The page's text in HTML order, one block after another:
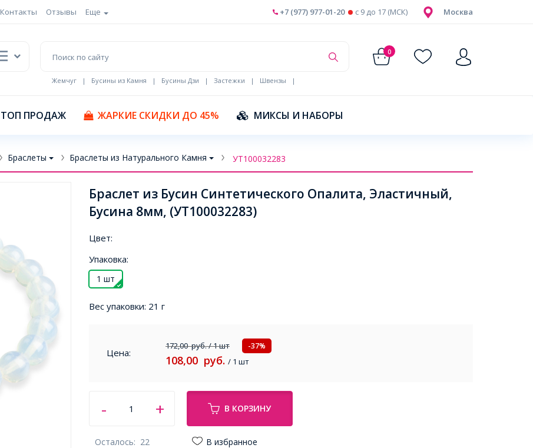
Контакты Отзывы Еще Москва
+7 (977) 977-01-20 c 9 до 17 (МСК)
0
Жемчуг | Бусины из Камня | Бусины Дзи | Застежки | Швензы
|
ТОП ПРОДАЖ ЖАРКИЕ СКИДКИ ДО 45% МИКСЫ И НАБОРЫ
Браслеты Браслеты из Натурального Камня УТ100032283
Браслет из Бусин Синтетического Опалита, Эластичный,
Бусина 8мм, (УТ100032283)
Цвет:
Упаковка:
1 шт
Вес упаковки: 21 г
Цена:
172,00руб./ 1 шт -37%
108,00 руб. / 1 шт
В КОРЗИНУ
Осталось: 22 В избранное